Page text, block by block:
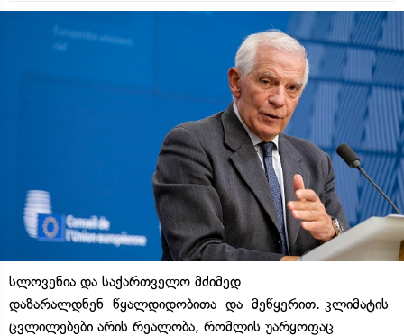
სლოვენია და საქართველო მძიმედ
დაზარალდნენ წყალდიდობითა და მეწყერით. კლიმატის
ცვლილებები არის რეალობა, რომლის უარყოფაც